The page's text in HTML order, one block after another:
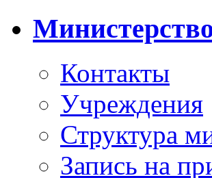
Контакты
Учреждения
Структура
Запись на